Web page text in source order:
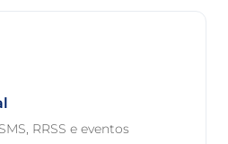
RRSS e eventos